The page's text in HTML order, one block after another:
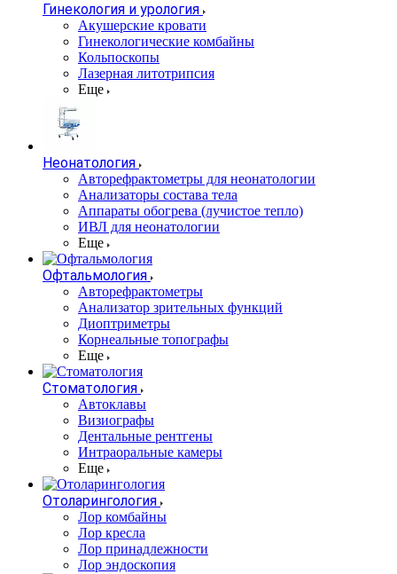
Гинекология и урология
Акушерские кровати
Гинекологические комбайны
Кольпоскопы
Лазерная литотрипсия
Еще
Неонатология
Авторефрактометры для неонатологии
Анализаторы состава тела
Аппараты обогрева (лучистое тепло)
ИВЛ для неонатологии
Еще
Офтальмология
Авторефрактометры
Анализатор зрительных функций
Диоптриметры
Корнеальные топографы
Еще
Стоматология
Автоклавы
Визиографы
Дентальные рентгены
Интраоральные камеры
Еще
Отоларингология
Лор комбайны
Лор кресла
Лор принадлежности
Лор эндоскопия